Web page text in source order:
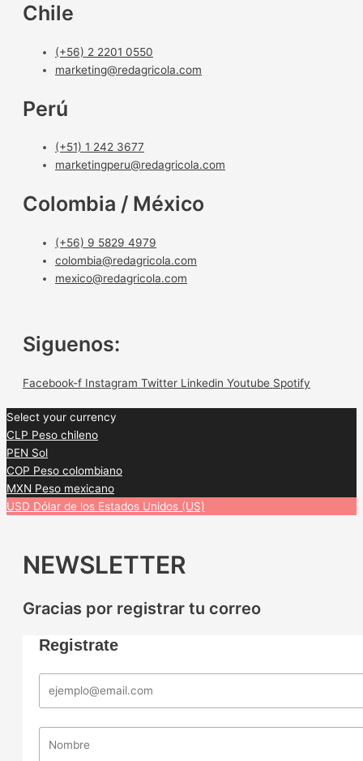
Chile
(+56) 2 2201 0550
marketing@redagricola.com
Perú
(+51) 1 242 3677
marketingperu@redagricola.com
Colombia / México
(+56) 9 5829 4979
colombia@redagricola.com
mexico@redagricola.com
Siguenos:
Facebook-f Instagram Twitter Linkedin Youtube Spotify
Select your currency
CLP Peso chileno
PEN Sol
COP Peso colombiano
MXN Peso mexicano
USD Dólar de los Estados Unidos (US)
NEWSLETTER
Gracias por registrar tu correo
Registrate